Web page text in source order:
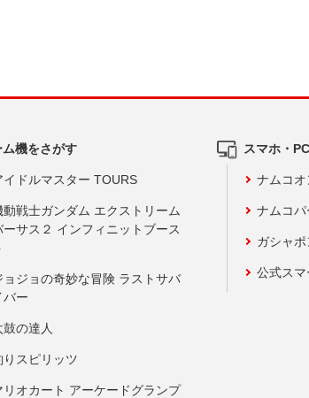
ム機をさがす
イドルマスター TOURS
動戦士ガンダム エクストリーム
ーサス２ インフィニットブース
ョジョの奇妙な冒険 ラストサバ
バー
鼓の達人
りスピリッツ
リオカート アーケードグランプ
スマホ・
ナムコ
ナムコ
ガシャ
公式スマ